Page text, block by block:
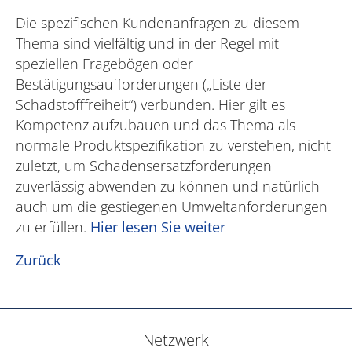
Die spezifischen Kundenanfragen zu diesem
Thema sind vielfältig und in der Regel mit
speziellen Fragebögen oder
Bestätigungsaufforderungen („Liste der
Schadstofffreiheit“) verbunden. Hier gilt es
Kompetenz aufzubauen und das Thema als
normale Produktspezifikation zu verstehen, nicht
zuletzt, um Schadensersatzforderungen
zuverlässig abwenden zu können und natürlich
auch um die gestiegenen Umweltanforderungen
zu erfüllen. Hier lesen Sie weiter
Zurück
Netzwerk